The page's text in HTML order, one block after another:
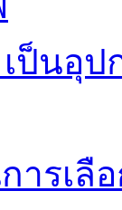
เป็น
ารเ